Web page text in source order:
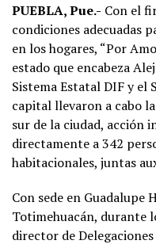
PUEBLA, Pue.- Con el
condiciones adecuadas
en los hogares, “Por
estado que encabeza
Sistema Estatal DIF y el
capital llevaron a cabo
sur de la ciudad, acción
directamente a 342
habitacionales, juntas
Con sede en Guadalupe
Totimehuacán, durante
director de